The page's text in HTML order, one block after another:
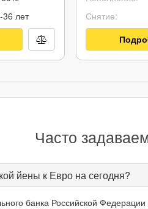
36 лет
Снятие:
Часто
йены к Евро на сегодня?
банка Российской